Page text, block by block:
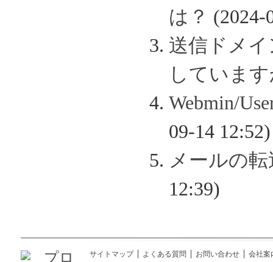
は？ (2024-
送信ドメイ
していま
Webmin/
09-14 12:52)
メールの
12:39)
サイトマップ よくある質問 お問い合わせ 会社案